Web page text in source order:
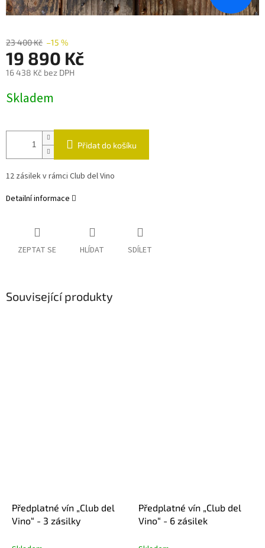
23 400 Kč –15 %
19 890 Kč
16 438 Kč bez DPH
cena:
Skladem
Přidat do košíku
12 zásilek v rámci Club del Vino
Detailní informace
ZEPTAT SE HLÍDAT SDÍLET
Související produkty
Předplatné vín „Club del
Vino“ - 3 zásilky
Předplatné vín „Club del
Vino“ - 6 zásilek